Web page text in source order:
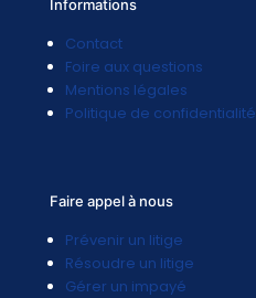
Informations
Contact
Foire aux questions
Mentions légales
Politique de confidentialité
Faire appel à nous
Prévenir un litige
Résoudre un litige
Gérer un impayé